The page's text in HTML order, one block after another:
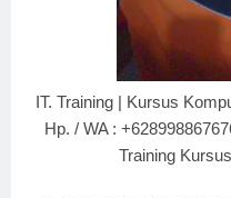
IT. Training | Kursus
Hp. / WA :
Training